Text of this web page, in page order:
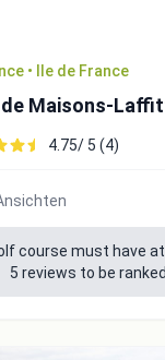
• Ile de France
Maisons-
4.75/ 5 (4)
course must have
5 reviews to be